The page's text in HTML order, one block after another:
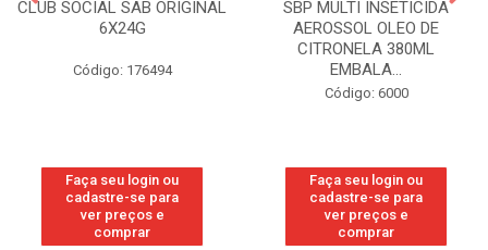
CLUB SOCIAL SAB ORIGINAL
6X24G
Código: 176494
Faça seu login ou
cadastre-se para
ver preços e
comprar
SBP MULTI INSETICIDA
AEROSSOL OLEO DE
CITRONELA 380ML
EMBALA...
Código: 6000
Faça seu login ou
cadastre-se para
ver preços e
comprar